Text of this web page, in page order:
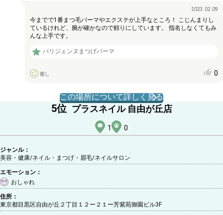
2023.02.09
今までで1番まつ毛パーマやエクステが上手なところ！ こじんまりし
ているけれど、腕が確かなので頼りにしています。 指名しなくてもみ
んな上手です。
パリジェンヌまつげパーマ
癒し 0
この場所について詳しく見る
5位 プラスネイル 自由が丘店
1 0
ジャンル：
美容・健康/ネイル・まつげ・眉毛/ネイルサロン
エモーション：
おしゃれ
住所：
東京都目黒区自由が丘２丁目１２ー２１ー芳紫苑御園ビル3F